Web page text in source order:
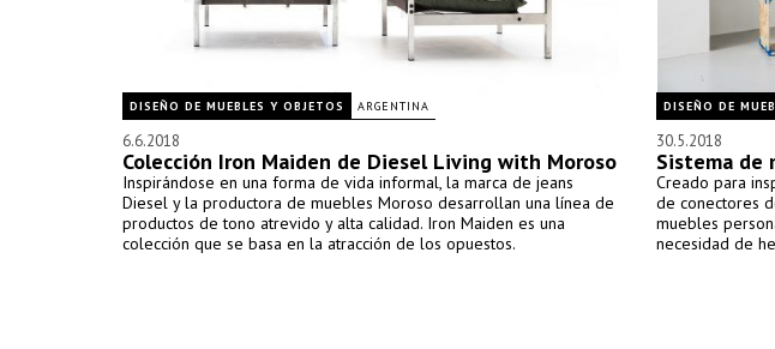
DISEÑO DE MUEBLES Y OBJETOS ARGENTINA
6.6.2018
Colección Iron Maiden de Diesel Living with Moroso
Inspirándose en una forma de vida informal, la marca de jeans
Diesel y la productora de muebles Moroso desarrollan una línea de
productos de tono atrevido y alta calidad. Iron Maiden es una
colección que se basa en la atracción de los opuestos.
DISEÑO DE
30.5.2018
Sistema de
Creado para
de conectores
muebles
necesidad de